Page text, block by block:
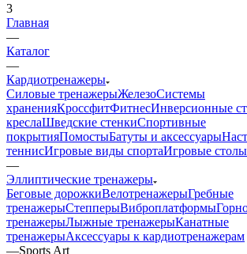
3
Главная
—
Каталог
—
Кардиотренажеры
Силовые тренажерыЖелезоСистемы
храненияКроссфитФитнесИнверсионные
креслаШведские стенкиСпортивные
покрытияПомостыБатуты и аксессуары
теннисИгровые виды спортаИгровые столы
—
Эллиптические тренажеры
Беговые дорожкиВелотренажерыГребные
тренажерыСтепперыВиброплатформы
тренажерыЛыжные тренажерыКанатные
тренажерыАксессуары к кардиотренажерам
—Sports Art